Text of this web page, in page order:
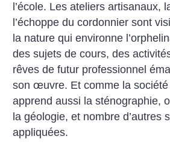
l’école. Les ateliers artisanaux,
l’échoppe du cordonnier sont
la nature qui environne
des sujets de cours, des
rêves de futur professionnel
son œuvre. Et comme la
apprend aussi la sténographie,
la géologie, et nombre d’autres
appliquées.